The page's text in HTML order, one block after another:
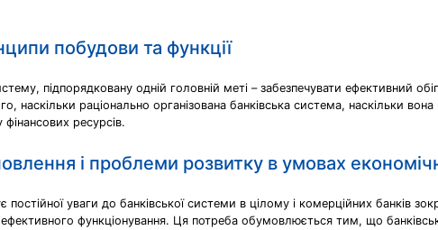
побудови та функції
підпорядковану одній головній меті – забезпечувати ефективний
раціонально організована банківська система, наскільки
фінансових ресурсів.
і проблеми розвитку в умовах
уваги до банківської системи в цілому і комерційних банків
функціонування. Ця потреба обумовлюється тим, що